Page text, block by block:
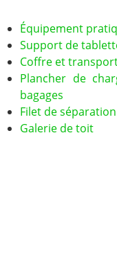
Équipement
Support de
Coffre et
Plancher de
bagages
Filet de séparation
Galerie de toit